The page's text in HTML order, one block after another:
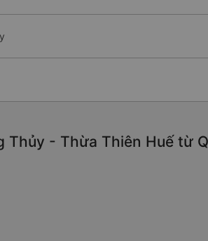
Thủy - Thừa Thiên Huế từ